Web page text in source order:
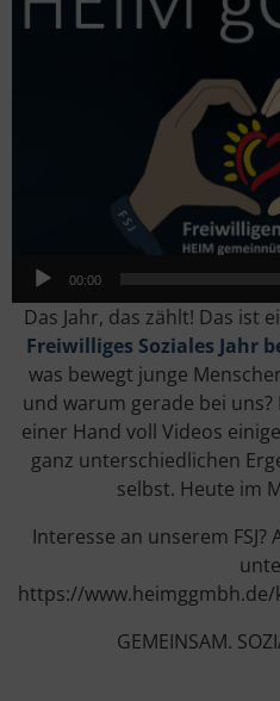
00:00
Das Jahr, das zählt! Das ist
Freiwilliges Soziales Jahr
was bewegt junge
und warum gerade bei
einer Hand voll Videos
ganz unterschiedlichen
selbst. Heute im
Interesse an unserem
https://
GEMEINSAM.